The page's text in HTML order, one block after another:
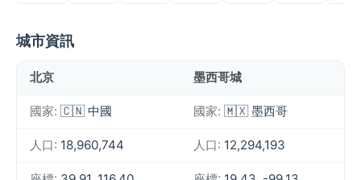
城市資訊
北京 墨西哥城
國家: 🇨🇳 中國 國家: 🇲🇽 墨西哥
人口: 18,960,744 人口: 12,294,193